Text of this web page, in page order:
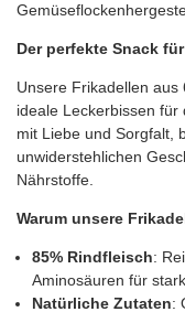
Der perfekte Snack
Unsere Frikadellen
ideale Leckerbissen
mit Liebe und Sorgfalt,
unwiderstehlichen
Nährstoffe.
Warum unsere
85% Rindfleisch:
Aminosäuren für
Natürliche Zutaten: